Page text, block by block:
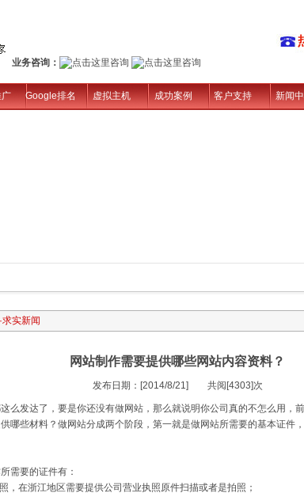
业务咨询：
Google排名 虚拟主机 成功案例 客户支持 新闻
·求实新闻
网站制作需要提供哪些网站内容资料？
发布日期：[2014/8/21] 共阅[4303]次
么发达了，要是你还没有做网站，那么就说明你公司真的不怎么用，
哪些材料？做网站分成两个阶段，第一就是做网站所需要的基本证件
需要的证件有：
，在浙江地区需要提供公司营业执照原件扫描或者是拍照；